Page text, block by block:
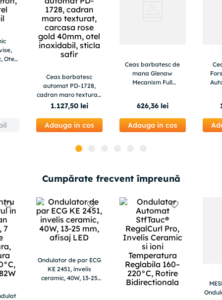
Otel
Ceas barbatesc
automat PD-1728,
cadran maro texturat,
carcasa rose gold
sticla safir
1.127,50 lei
Adauga in cos
Ceas barbatesc de
mana Glenaw
Mecanism Full
626,36 lei
Adauga in cos
Cumpărate frecvent împreună
Ondulator de par ECG
KE 2451, invelis
ceramic, 40W, 13-25